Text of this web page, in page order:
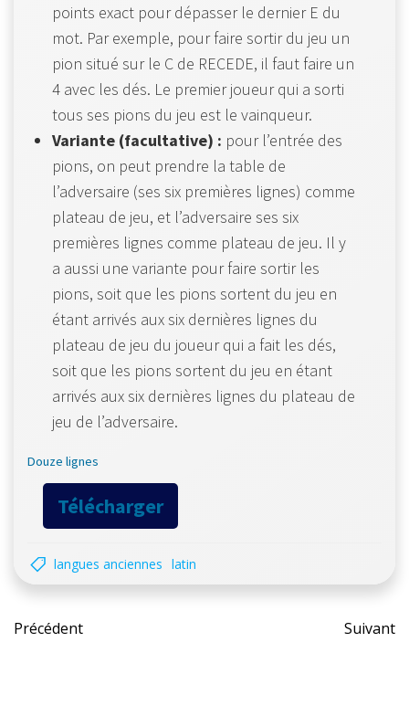
points exact pour dépasser le dernier E du
mot. Par exemple, pour faire sortir du jeu un
pion situé sur le C de RECEDE, il faut faire un
4 avec les dés. Le premier joueur qui a sorti
tous ses pions du jeu est le vainqueur.
Variante (facultative) : pour l’entrée des
pions, on peut prendre la table de
l’adversaire (ses six premières lignes) comme
plateau de jeu, et l’adversaire ses six
premières lignes comme plateau de jeu. Il y
a aussi une variante pour faire sortir les
pions, soit que les pions sortent du jeu en
étant arrivés aux six dernières lignes du
plateau de jeu du joueur qui a fait les dés,
soit que les pions sortent du jeu en étant
arrivés aux six dernières lignes du plateau de
jeu de l’adversaire.
Douze lignes
Télécharger
langues anciennes latin
Post
Précédent Suivant